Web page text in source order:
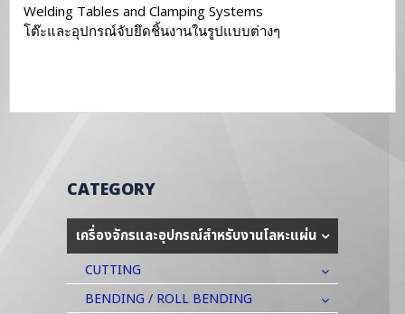
Welding Tables and Clamping Systems
โต๊ะและอุปกรณ์จับยึดชิ้นงานในรูปแบบต่างๆ
CATEGORY
เครื่องจักรและอุปกรณ์สำหรับงานโลหะแผ่น
CUTTING
BENDING / ROLL BENDING